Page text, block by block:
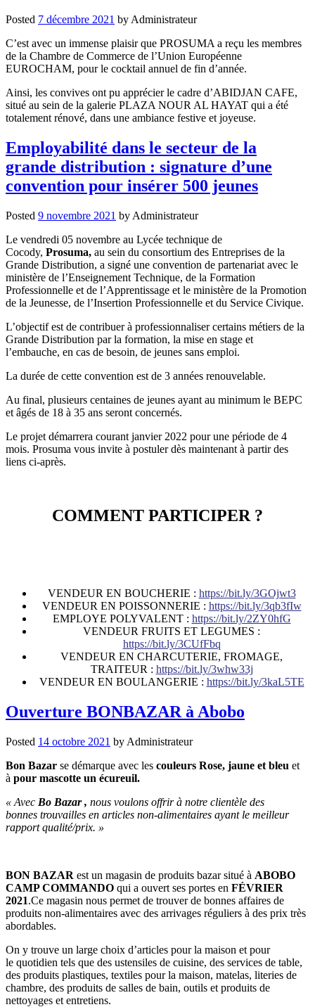
Posted 7 décembre 2021 by Administrateur
C’est avec un immense plaisir que PROSUMA a reçu les membres
de la Chambre de Commerce de l’Union Européenne
EUROCHAM, pour le cocktail annuel de fin d’année.
Ainsi, les convives ont pu apprécier le cadre d’ABIDJAN CAFE,
situé au sein de la galerie PLAZA NOUR AL HAYAT qui a été
totalement rénové, dans une ambiance festive et joyeuse.
Employabilité dans le secteur de la
grande distribution : signature d’une
convention pour insérer 500 jeunes
Posted 9 novembre 2021 by Administrateur
Le vendredi 05 novembre au Lycée technique de
Cocody, Prosuma, au sein du consortium des Entreprises de la
Grande Distribution, a signé une convention de partenariat avec le
ministère de l’Enseignement Technique, de la Formation
Professionnelle et de l’Apprentissage et le ministère de la Promotion
de la Jeunesse, de l’Insertion Professionnelle et du Service Civique.
L’objectif est de contribuer à professionnaliser certains métiers de la
Grande Distribution par la formation, la mise en stage et
l’embauche, en cas de besoin, de jeunes sans emploi.
La durée de cette convention est de 3 années renouvelable.
Au final, plusieurs centaines de jeunes ayant au minimum le BEPC
et âgés de 18 à 35 ans seront concernés.
Le projet démarrera courant janvier 2022 pour une période de 4
mois. Prosuma vous invite à postuler dès maintenant à partir des
liens ci-après.
COMMENT PARTICIPER ?
VENDEUR EN BOUCHERIE : https://bit.ly/3GOjwt3
VENDEUR EN POISSONNERIE : https://bit.ly/3qb3fIw
EMPLOYE POLYVALENT : https://bit.ly/2ZY0hfG
VENDEUR FRUITS ET LEGUMES :
https://bit.ly/3CUfFbq
VENDEUR EN CHARCUTERIE, FROMAGE,
TRAITEUR : https://bit.ly/3whw33j
VENDEUR EN BOULANGERIE : https://bit.ly/3kaL5TE
Ouverture BONBAZAR à Abobo
Posted 14 octobre 2021 by Administrateur
Bon Bazar se démarque avec les couleurs Rose, jaune et bleu et
à pour mascotte un écureuil.
« Avec Bo Bazar , nous voulons offrir à notre clientèle des
bonnes trouvailles en articles non-alimentaires ayant le meilleur
rapport qualité/prix. »
BON BAZAR est un magasin de produits bazar situé à ABOBO
CAMP COMMANDO qui a ouvert ses portes en FÉVRIER
2021.Ce magasin nous permet de trouver de bonnes affaires de
produits non-alimentaires avec des arrivages réguliers à des prix très
abordables.
On y trouve un large choix d’articles pour la maison et pour
le quotidien tels que des ustensiles de cuisine, des services de table,
des produits plastiques, textiles pour la maison, matelas, literies de
chambre, des produits de salles de bain, outils et produits de
nettoyages et entretiens.